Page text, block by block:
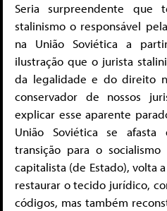
Seria surpreendente que
stalinismo o responsável
na União Soviética a
ilustração que o jurista
da legalidade e do direito
conservador de nossos
explicar esse aparente
União Soviética se
transição para o
capitalista (de Estado), volta
restaurar o tecido jurídico,
códigos, mas também